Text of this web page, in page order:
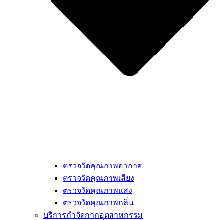
ตรวจวัดคุณภาพอากาศ
ตรวจวัดคุณภาพเสียง
ตรวจวัดคุณภาพแสง
ตรวจวัดคุณภาพกลิ่น
บริการกำจัดกากอุตสาหกรรม